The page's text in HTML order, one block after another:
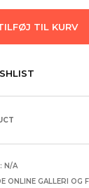
TIL KURV
N/A
ONLINE GALLERI OG